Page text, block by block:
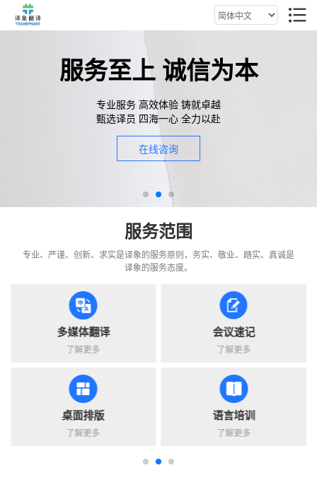
服务至上 诚信为本
专业服务 高效体验 铸就卓越
甄选译员 四海一心 全力以赴
在线咨询
服务范围
专业、严谨、创新、求实是译象的服务原则，务实、敬业、踏实、真诚是
译象的服务态度。
多媒体翻译
了解更多
桌面排版
了解更多
会议速记
了解更多
语言培训
了解更多